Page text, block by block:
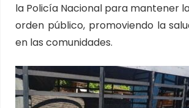
la Policía Nacional para mantener
orden público, promoviendo la
en las comunidades.